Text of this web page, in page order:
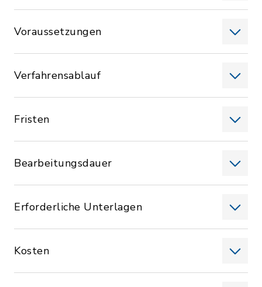
Voraussetzungen
Verfahrensablauf
Fristen
Bearbeitungsdauer
Erforderliche Unterlagen
Kosten